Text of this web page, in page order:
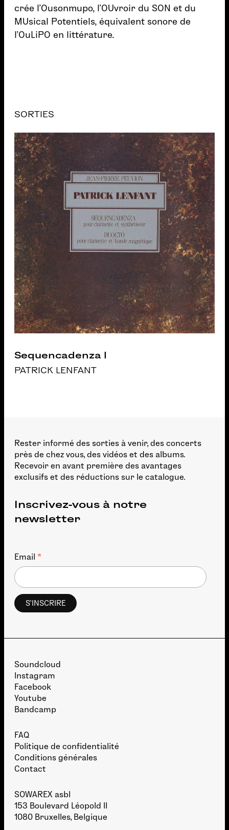
crée l’Ousonmupo, l’OUvroir du SON et du
MUsical Potentiels, équivalent sonore de
l’OuLiPO en littérature.
SORTIES
Sequencadenza I
PATRICK LENFANT
Rester informé des sorties à venir, des concerts
près de chez vous, des vidéos et des albums.
Recevoir en avant première des avantages
exclusifs et des réductions sur le catalogue.
Inscrivez-vous à notre
newsletter
Email *
Soundcloud
Instagram
Facebook
Youtube
Bandcamp
FAQ
Politique de confidentialité
Conditions générales
Contact
SOWAREX asbl
153 Boulevard Léopold II
1080 Bruxelles, Belgique